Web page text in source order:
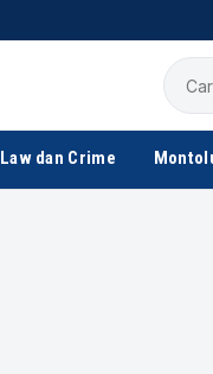
Law dan Crime